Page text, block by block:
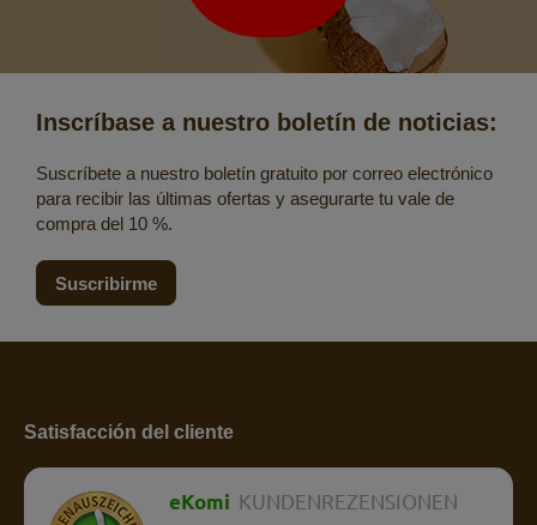
Inscríbase a nuestro boletín de noticias:
Suscríbete a nuestro boletín gratuito por correo electrónico
para recibir las últimas ofertas y asegurarte tu vale de
compra del 10 %.
Suscribirme
Satisfacción del cliente
eKomi KUNDENREZENSIONEN